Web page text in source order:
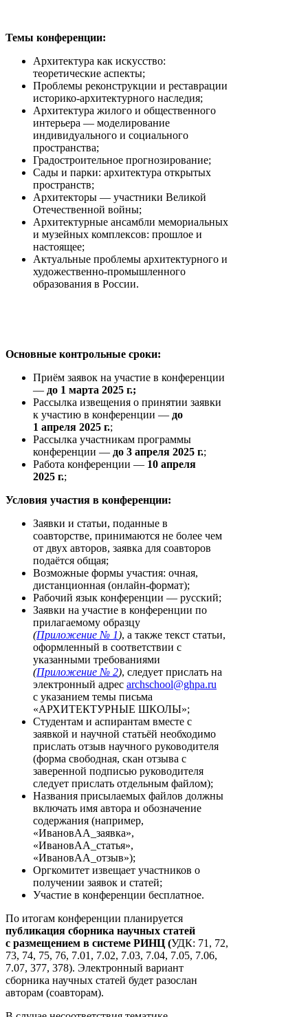
Темы конференции:
Архитектура как искусство:
теоретические аспекты;
Проблемы реконструкции и реставрации
историко-архитектурного наследия;
Архитектура жилого и общественного
интерьера — моделирование
индивидуального и социального
пространства;
Градостроительное прогнозирование;
Сады и парки: архитектура открытых
пространств;
Архитекторы — участники Великой
Отечественной войны;
Архитектурные ансамбли мемориальных
и музейных комплексов: прошлое и
настоящее;
Актуальные проблемы архитектурного и
художественно-промышленного
образования в России.
Основные контрольные сроки:
Приём заявок на участие в конференции
— до 1 марта 2025 г.;
Рассылка извещения о принятии заявки
к участию в конференции — до
1 апреля 2025 г.;
Рассылка участникам программы
конференции — до 3 апреля 2025 г.;
Работа конференции — 10 апреля
2025 г.;
Условия участия в конференции:
Заявки и статьи, поданные в
соавторстве, принимаются не более чем
от двух авторов, заявка для соавторов
подаётся общая;
Возможные формы участия: очная,
дистанционная (онлайн-формат);
Рабочий язык конференции — русский;
Заявки на участие в конференции по
прилагаемому образцу
(Приложение № 1), а также текст статьи,
оформленный в соответствии с
указанными требованиями
(Приложение № 2), следует прислать на
электронный адрес archschool@ghpa.ru
с указанием темы письма
«АРХИТЕКТУРНЫЕ ШКОЛЫ»;
Студентам и аспирантам вместе с
заявкой и научной статьёй необходимо
прислать отзыв научного руководителя
(форма свободная, скан отзыва с
заверенной подписью руководителя
следует прислать отдельным файлом);
Названия присылаемых файлов должны
включать имя автора и обозначение
содержания (например,
«ИвановАА_заявка»,
«ИвановАА_статья»,
«ИвановАА_отзыв»);
Оргкомитет извещает участников о
получении заявок и статей;
Участие в конференции бесплатное.
По итогам конференции планируется
публикация сборника научных статей
с размещением в системе РИНЦ (УДК: 71, 72,
73, 74, 75, 76, 7.01, 7.02, 7.03, 7.04, 7.05, 7.06,
7.07, 377, 378). Электронный вариант
сборника научных статей будет разослан
авторам (соавторам).